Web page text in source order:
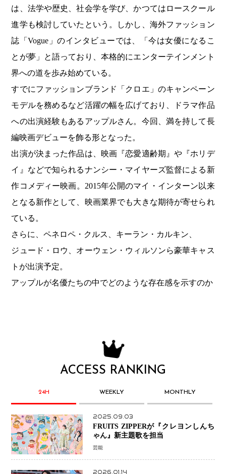
は、法学や歴史、社会学を学び、かつてはロースクール
進学も検討していたという。しかし、海外ファッション
誌「Vogue」のインタビューでは、「今は女優になるこ
とが夢」と語っており、本格的にエンターテインメント
界への道を歩み始めている。
すでにファッションブランド「クロエ」のキャンペーン
モデルを務めるなど活躍の幅を広げており、ドラマ作品
への出演経験もあるアップルさん。今回、満を持して長
編映画デビューを飾る形となった。
出演が決まった作品は、映画『恋愛適齢期』や『ホリデ
イ』などで知られるナンシー・マイヤーズ監督による新
作コメディー映画。2015年公開のマイ・インターン以来
となる新作として、映画業界でも大きな期待が寄せられ
ている。
さらに、ペネロペ・クルス、キーラン・カルキン、
ジュード・ロウ、オーウェン・ウィルソンら豪華キャス
トが出演予定。
アップルが名優たちの中でどのような存在感を示すのか
ACCESS RANKING
24H WEEKLY MONTHLY
2025.09.03
FRUITS ZIPPERが『クレヨンしんち
ゃん』新主題歌を担当
芸能
2026.01.14